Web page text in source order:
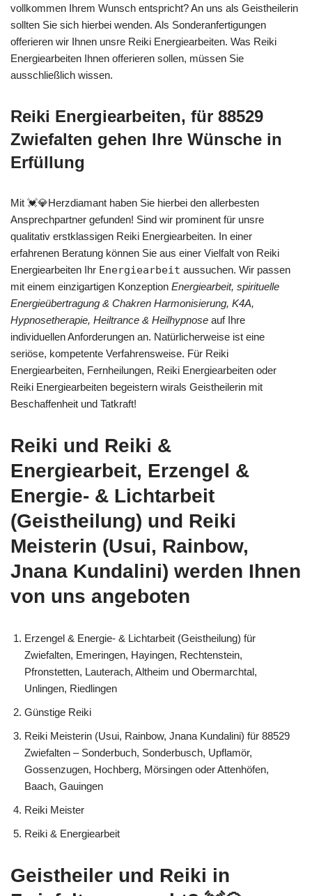
vollkommen Ihrem Wunsch entspricht? An uns als Geistheilerin
sollten Sie sich hierbei wenden. Als Sonderanfertigungen
offerieren wir Ihnen unsre Reiki Energiearbeiten. Was Reiki
Energiearbeiten Ihnen offerieren sollen, müssen Sie
ausschließlich wissen.
Reiki Energiearbeiten, für 88529
Zwiefalten gehen Ihre Wünsche in
Erfüllung
Mit 💓️💎Herzdiamant haben Sie hierbei den allerbesten
Ansprechpartner gefunden! Sind wir prominent für unsre
qualitativ erstklassigen Reiki Energiearbeiten. In einer
erfahrenen Beratung können Sie aus einer Vielfalt von Reiki
Energiearbeiten Ihr Energiearbeit aussuchen. Wir passen
mit einem einzigartigen Konzeption Energiearbeit, spirituelle
Energieübertragung & Chakren Harmonisierung, K4A,
Hypnosetherapie, Heiltrance & Heilhypnose auf Ihre
individuellen Anforderungen an. Natürlicherweise ist eine
seriöse, kompetente Verfahrensweise. Für Reiki
Energiearbeiten, Fernheilungen, Reiki Energiearbeiten oder
Reiki Energiearbeiten begeistern wirals Geistheilerin mit
Beschaffenheit und Tatkraft!
Reiki und Reiki &
Energiearbeit, Erzengel &
Energie- & Lichtarbeit
(Geistheilung) und Reiki
Meisterin (Usui, Rainbow,
Jnana Kundalini) werden Ihnen
von uns angeboten
Erzengel & Energie- & Lichtarbeit (Geistheilung) für
Zwiefalten, Emeringen, Hayingen, Rechtenstein,
Pfronstetten, Lauterach, Altheim und Obermarchtal,
Unlingen, Riedlingen
Günstige Reiki
Reiki Meisterin (Usui, Rainbow, Jnana Kundalini) für 88529
Zwiefalten – Sonderbuch, Sonderbusch, Upflamör,
Gossenzugen, Hochberg, Mörsingen oder Attenhöfen,
Baach, Gauingen
Reiki Meister
Reiki & Energiearbeit
Geistheiler und Reiki in